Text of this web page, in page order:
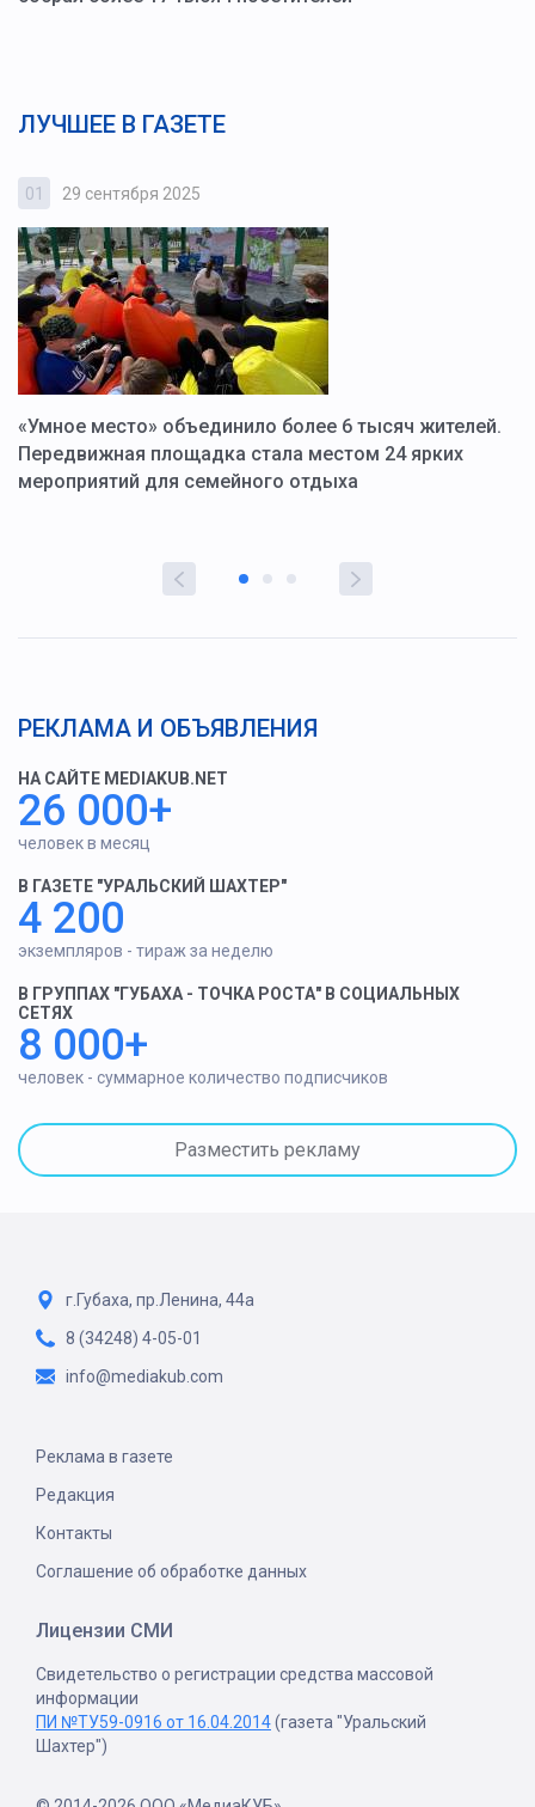
ЛУЧШЕЕ В ГАЗЕТЕ
01 29 сентября 2025
«Умное место» объединило более 6 тысяч жителей.
Передвижная площадка стала местом 24 ярких
мероприятий для семейного отдыха
РЕКЛАМА И ОБЪЯВЛЕНИЯ
НА САЙТЕ MEDIAKUB.NET
26 000+
человек в месяц
В ГАЗЕТЕ "УРАЛЬСКИЙ ШАХТЕР"
4 200
экземпляров - тираж за неделю
В ГРУППАХ "ГУБАХА - ТОЧКА РОСТА" В СОЦИАЛЬНЫХ
СЕТЯХ
8 000+
человек - суммарное количество подписчиков
Разместить рекламу
г.Губаха, пр.Ленина, 44а
8 (34248) 4-05-01
info@mediakub.com
Реклама в газете
Редакция
Контакты
Соглашение об обработке данных
Лицензии СМИ
Свидетельство о регистрации средства массовой
информации
ПИ №ТУ59-0916 от 16.04.2014(газета "Уральский
Шахтер")